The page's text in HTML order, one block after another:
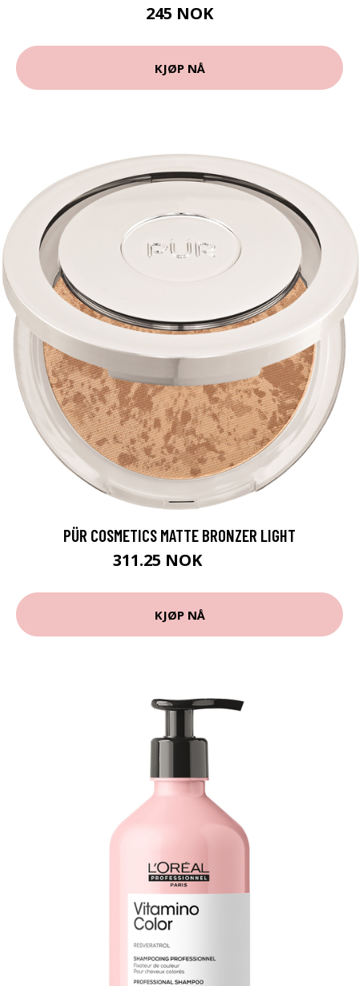
245 NOK
KJØP NÅ
PÜR COSMETICS MATTE BRONZER LIGHT
311.25 NOK
KJØP NÅ